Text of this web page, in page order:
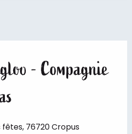
- Compagnie
fêtes, 76720 Cropus